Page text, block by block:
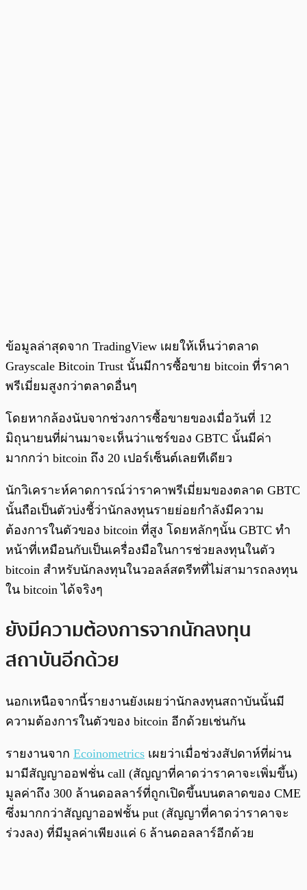
ข้อมูลล่าสุดจาก TradingView เผยให้เห็นว่าตลาด
Grayscale Bitcoin Trust นั้นมีการซื้อขาย bitcoin ที่ราคา
พรีเมี่ยมสูงกว่าตลาดอื่นๆ
โดยหากล้องนับจากช่วงการซื้อขายของเมื่อวันที่ 12
มิถุนายนที่ผ่านมาจะเห็นว่าแชร์ของ GBTC นั้นมีค่า
มากกว่า bitcoin ถึง 20 เปอร์เซ็นต์เลยทีเดียว
นักวิเคราะห์คาดการณ์ว่าราคาพรีเมี่ยมของตลาด GBTC
นั้นถือเป็นตัวบ่งชี้ว่านักลงทุนรายย่อยกำลังมีความ
ต้องการในตัวของ bitcoin ที่สูง โดยหลักๆนั้น GBTC ทำ
หน้าที่เหมือนกับเป็นเครื่องมือในการช่วยลงทุนในตัว
bitcoin สำหรับนักลงทุนในวอลล์สตรีทที่ไม่สามารถลงทุน
ใน bitcoin ได้จริงๆ
ยังมีความต้องการจากนักลงทุน
สถาบันอีกด้วย
นอกเหนือจากนี้รายงานยังเผยว่านักลงทุนสถาบันนั้นมี
ความต้องการในตัวของ bitcoin อีกด้วยเช่นกัน
รายงานจาก Ecoinometrics เผยว่าเมื่อช่วงสัปดาห์ที่ผ่าน
มามีสัญญาออฟชั่น call (สัญญาที่คาดว่าราคาจะเพิ่มขึ้น)
มูลค่าถึง 300 ล้านดอลลาร์ที่ถูกเปิดขึ้นบนตลาดของ CME
ซึ่งมากกว่าสัญญาออฟชั้น put (สัญญาที่คาดว่าราคาจะ
ร่วงลง) ที่มีมูลค่าเพียงแค่ 6 ล้านดอลลาร์อีกด้วย